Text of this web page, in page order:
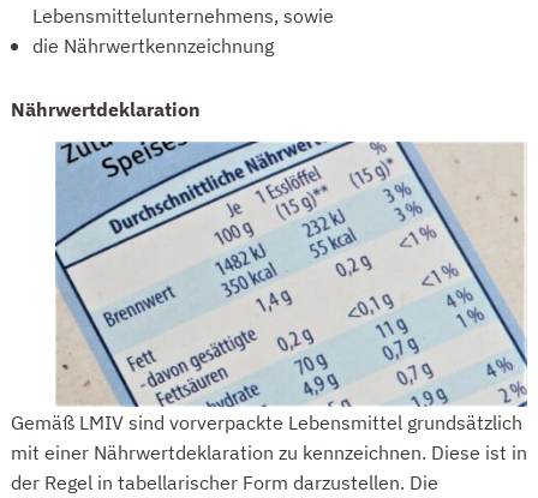
Lebensmittelunternehmens, sowie
die Nährwertkennzeichnung
Nährwertdeklaration
Gemäß LMIV sind vorverpackte Lebensmittel grundsätzlich
mit einer Nährwertdeklaration zu kennzeichnen. Diese ist in
der Regel in tabellarischer Form darzustellen. Die